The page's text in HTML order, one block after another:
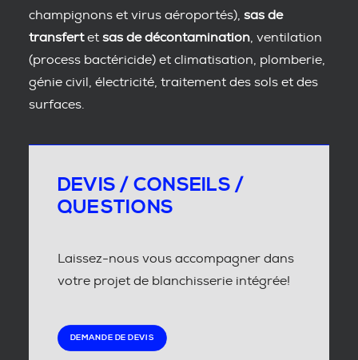
champignons et virus aéroportés), sas de
transfertet sas de décontamination , ventilation
(process bactéricide) et climatisation, plomberie,
génie civil, électricité, traitement des sols et des
surfaces.
DEVIS / CONSEILS /
QUESTIONS
Laissez-nous vous accompagner dans
votre projet de blanchisserie intégrée!
DEMANDE DE DEVIS